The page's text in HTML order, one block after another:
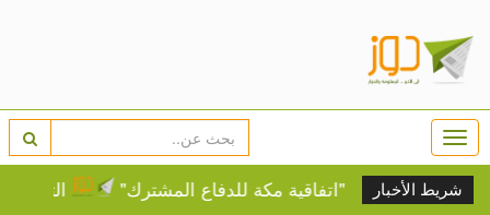
شريط الأخبار
توقع "اتفاقية مكة للدفاع المشترك" التحالف